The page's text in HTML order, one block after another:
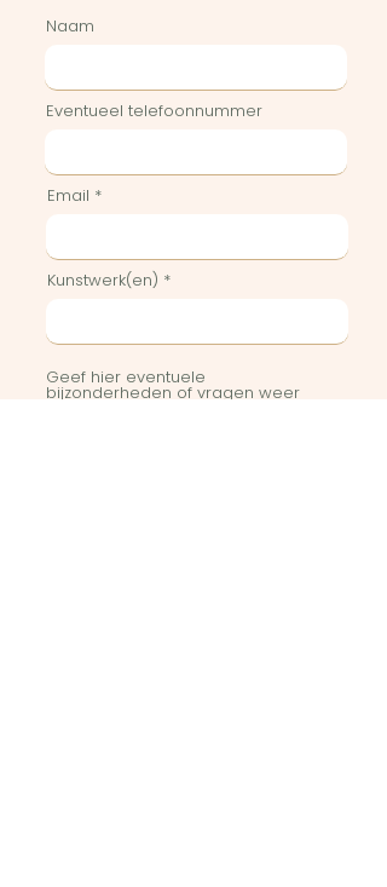
Naam
Eventueel telefoonnummer
Email
Kunstwerk(en)
Geef hier eventuele
bijzonderheden of vragen weer